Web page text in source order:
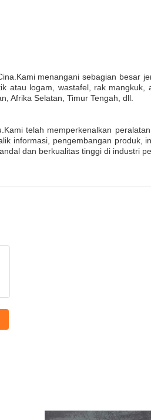
menangani sebagian besar
atau logam, wastafel, rak mangkuk,
Afrika Selatan, Timur Tengah, dll.
telah memperkenalkan
informasi, pengembangan produk,
dan berkualitas tinggi di industri